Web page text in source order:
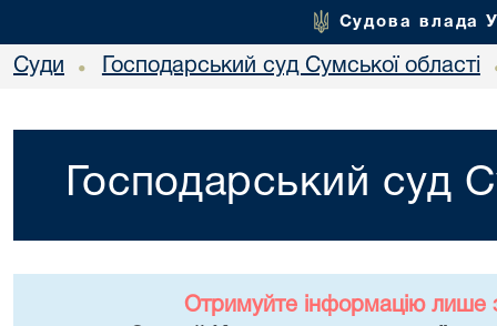
Судова влада
Суди • Господарський суд Сумської області
Господарський суд
Отримуйте інформацію лише